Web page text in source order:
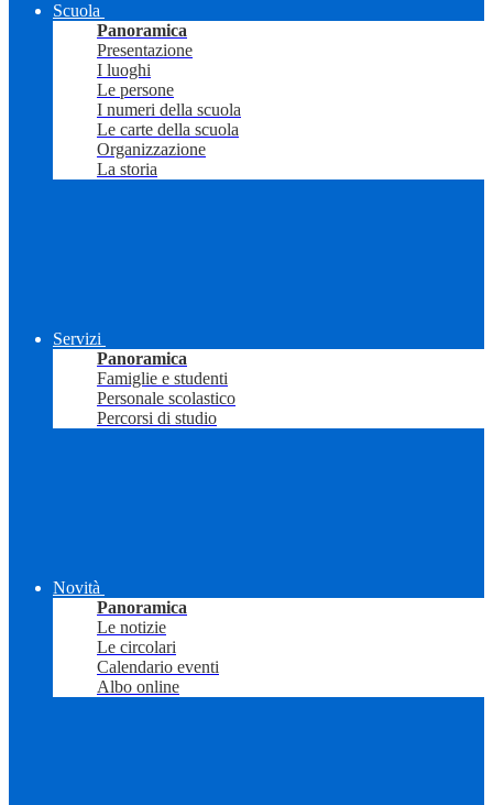
Scuola
Panoramica
Presentazione
I luoghi
Le persone
I numeri della scuola
Le carte della scuola
Organizzazione
La storia
Servizi
Panoramica
Famiglie e studenti
Personale scolastico
Percorsi di studio
Novità
Panoramica
Le notizie
Le circolari
Calendario eventi
Albo online